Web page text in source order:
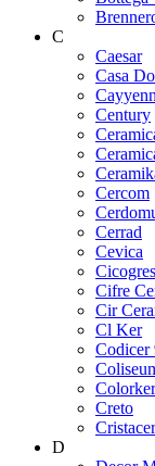
C
Caesar
Casa
Century
Cercom
Cerrad
Cevica
Cicogres
Cifre
Cir
Cl Ker
Codicer
Creto
Cristacer
D